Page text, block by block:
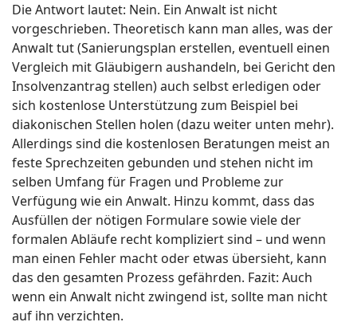
Die Antwort lautet: Nein. Ein Anwalt ist nicht
vorgeschrieben. Theoretisch kann man alles, was der
Anwalt tut (Sanierungsplan erstellen, eventuell einen
Vergleich mit Gläubigern aushandeln, bei Gericht den
Insolvenzantrag stellen) auch selbst erledigen oder
sich kostenlose Unterstützung zum Beispiel bei
diakonischen Stellen holen (dazu weiter unten mehr).
Allerdings sind die kostenlosen Beratungen meist an
feste Sprechzeiten gebunden und stehen nicht im
selben Umfang für Fragen und Probleme zur
Verfügung wie ein Anwalt. Hinzu kommt, dass das
Ausfüllen der nötigen Formulare sowie viele der
formalen Abläufe recht kompliziert sind – und wenn
man einen Fehler macht oder etwas übersieht, kann
das den gesamten Prozess gefährden. Fazit: Auch
wenn ein Anwalt nicht zwingend ist, sollte man nicht
auf ihn verzichten.